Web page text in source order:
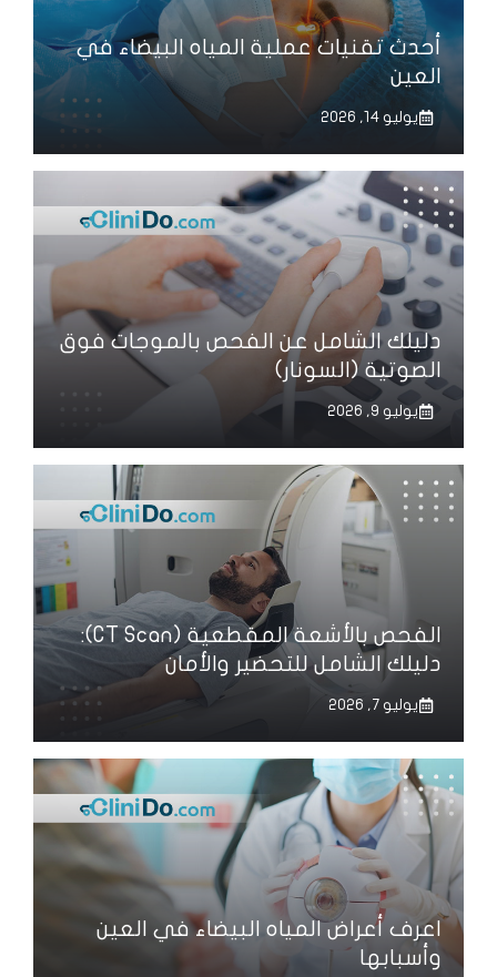
أحدث تقنيات عملية المياه البيضاء في
العين
يوليو 14, 2026
دليلك الشامل عن الفحص بالموجات فوق
الصوتية (السونار)
يوليو 9, 2026
الفحص بالأشعة المقطعية (CT Scan):
دليلك الشامل للتحضير والأمان
يوليو 7, 2026
اعرف أعراض المياه البيضاء في العين
وأسبابها